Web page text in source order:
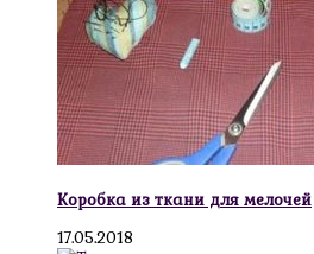
Коробка из ткани для мелочей
17.05.2018